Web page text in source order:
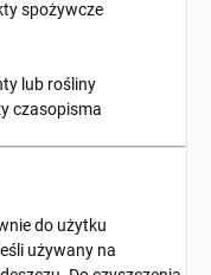
spożywcze
lub rośliny
czasopisma
do użytku
używany na